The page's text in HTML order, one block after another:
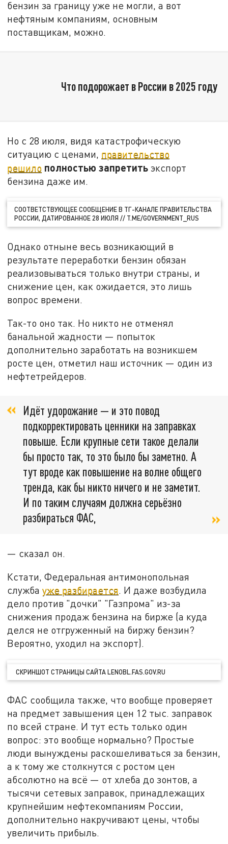
бензин за границу уже не могли, а вот
нефтяным компаниям, основным
поставщикам, можно.
Что подорожает в России в 2025 году
Но с 28 июля, видя катастрофическую
ситуацию с ценами, правительство
решило полностью запретитьэкспорт
бензина даже им.
СООТВЕТСТВУЮЩЕЕ СООБЩЕНИЕ В ТГ-КАНАЛЕ ПРАВИТЕЛЬСТВА
РОССИИ, ДАТИРОВАННОЕ 28 ИЮЛЯ // T.ME/GOVERNMENT_RUS
Однако отныне весь возникающий в
результате переработки бензин обязан
реализовываться только внутри страны, и
снижение цен, как ожидается, это лишь
вопрос времени.
Так-то оно так. Но никто не отменял
банальной жадности — попыток
дополнительно заработать на возникшем
росте цен, отметил наш источник — один из
нефтетрейдеров.
Идёт удорожание — и это повод
подкорректировать ценники на заправках
повыше. Если крупные сети такое делали
бы просто так, то это было бы заметно. А
тут вроде как повышение на волне общего
тренда, как бы никто ничего и не заметит.
И по таким случаям должна серьёзно
разбираться ФАС,
— сказал он.
Кстати, Федеральная антимонопольная
службауже разбирается. И даже возбудила
дело против "дочки" "Газпрома" из-за
снижения продаж бензина на бирже (а куда
делся не отгруженный на биржу бензин?
Вероятно, уходил на экспорт).
СКРИНШОТ СТРАНИЦЫ САЙТА LENOBL.FAS.GOV.RU
ФАС сообщила также, что вообще проверяет
на предмет завышения цен 12 тыс. заправок
по всей стране. И тут есть только один
вопрос: это вообще нормально? Простые
люди вынуждены раскошеливаться за бензин,
а к тому же столкнутся с ростом цен
абсолютно на всё — от хлеба до зонтов, а
тысячи сетевых заправок, принадлежащих
крупнейшим нефтекомпаниям России,
дополнительно накручивают цены, чтобы
увеличить прибыль.